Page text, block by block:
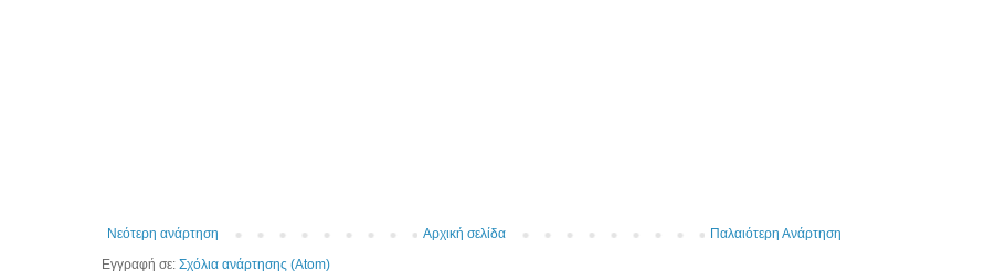
Νεότερη ανάρτηση Παλαιότερη Ανάρτηση
Αρχική σελίδα
Εγγραφή σε: Σχόλια ανάρτησης (Atom)